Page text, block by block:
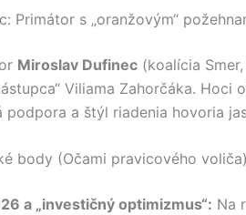
Primátor s „oranžovým“
Miroslav Dufinec (koalícia
Viliama Zahorčáka.
podpora a štýl riadenia hovoria
body (Očami pravicového
a „investičný optimizmus“: Na